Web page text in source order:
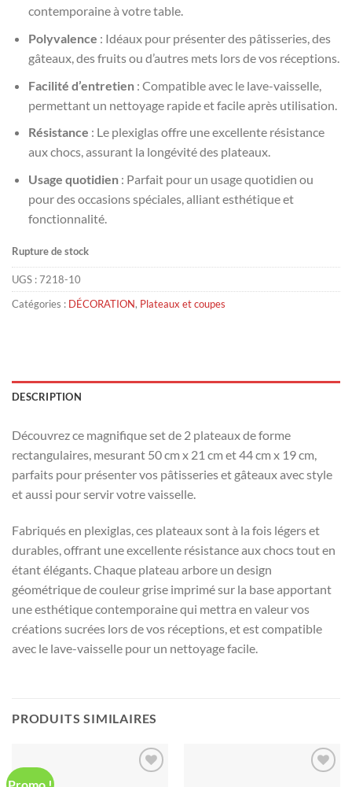
contemporaine à votre table.
Polyvalence : Idéaux pour présenter des pâtisseries, des
gâteaux, des fruits ou d’autres mets lors de vos réceptions.
Facilité d’entretien: Compatible avec le lave-vaisselle,
permettant un nettoyage rapide et facile après utilisation.
Résistance : Le plexiglas offre une excellente résistance
aux chocs, assurant la longévité des plateaux.
Usage quotidien: Parfait pour un usage quotidien ou
pour des occasions spéciales, alliant esthétique et
fonctionnalité.
Rupture de stock
UGS :7218-10
Catégories : DÉCORATION, Plateaux et coupes
DESCRIPTION
Découvrez ce magnifique set de 2 plateaux de forme
rectangulaires, mesurant 50 cm x 21 cm et 44 cm x 19 cm,
parfaits pour présenter vos pâtisseries et gâteaux avec style
et aussi pour servir votre vaisselle.
Fabriqués en plexiglas, ces plateaux sont à la fois légers et
durables, offrant une excellente résistance aux chocs tout en
étant élégants. Chaque plateau arbore un design
géométrique de couleur grise imprimé sur la base apportant
une esthétique contemporaine qui mettra en valeur vos
créations sucrées lors de vos réceptions, et est compatible
avec le lave-vaisselle pour un nettoyage facile.
PRODUITS SIMILAIRES